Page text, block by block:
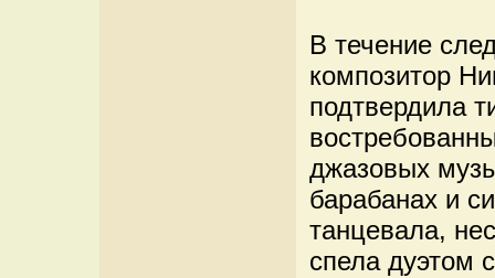
В течение
композитор
подтвердила
джазовых
барабанах и
танцевала,
спела дуэтом